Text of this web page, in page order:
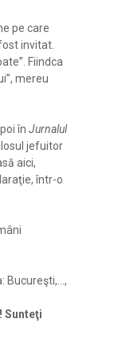
pe care
invitat.
Fiindca
mereu
în Jurnalul
jefuitor
aici,
într-o
Bucureşti,...,
Sunteţi